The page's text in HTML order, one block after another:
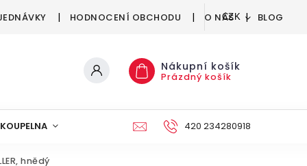
HODNOCENÍ OBCHODU O NÁS BLOG
CZK
Nákupní košík
Prázdný košík
KOUPELNA DEKORACE
420 234280918
hnědý